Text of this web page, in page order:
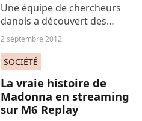
Une équipe de chercheurs
danois a découvert des
molécules de sucre,
considérées comme une
brique élémentaire de la vie,
dans un nuage de gaz et de
poussière où se forment les
planètes....
2 septembre 2012
SOCIÉTÉ
La vraie histoire de
Madonna en streaming
sur M6 Replay